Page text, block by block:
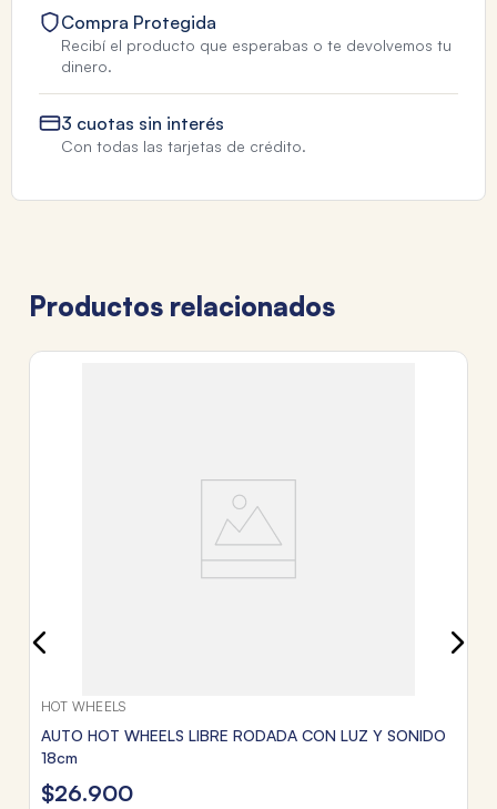
Compra Protegida
Recibí el producto que esperabas o te devolvemos tu
dinero.
3 cuotas sin interés
Con todas las tarjetas de crédito.
Productos relacionados
HOT WHEELS
AUTO HOT WHEELS LIBRE RODADA CON LUZ Y SONIDO
18cm
$26.900